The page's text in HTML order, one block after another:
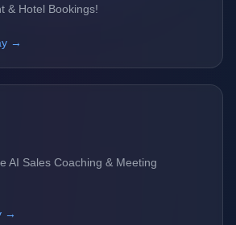
& Hotel Bookings!
→
AI Sales Coaching & Meeting
→